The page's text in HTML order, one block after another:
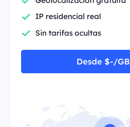
IP residencial real
Sin tarifas ocultas
Desde $-/GB